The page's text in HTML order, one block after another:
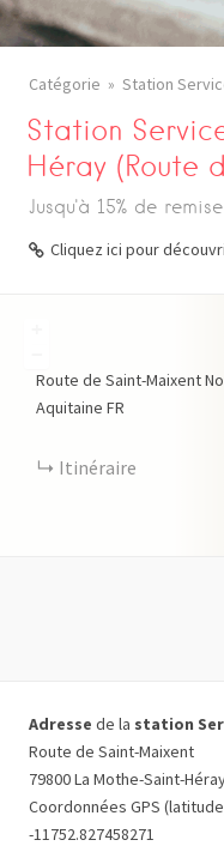
Catégorie Station
Station
Héray (Route
Jusqu'à 15% de
Cliquez ici pour
Route de Saint-Maixent
Aquitaine FR
Itinéraire
Adresse de la station
Route de Saint-Maixent
79800 La Mothe-Saint-
Coordonnées GPS
-11752.827458271